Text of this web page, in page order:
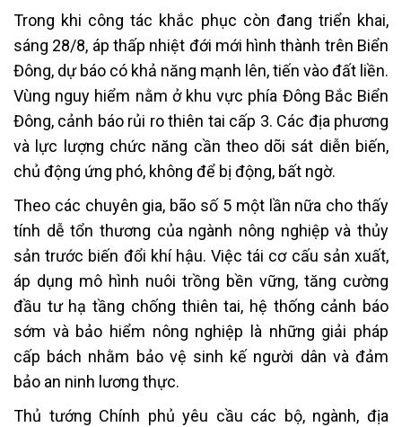
Trong khi công tác khắc phục còn đang triển khai,
sáng 28/8, áp thấp nhiệt đới mới hình thành trên Biển
Đông, dự báo có khả năng mạnh lên, tiến vào đất liền.
Vùng nguy hiểm nằm ở khu vực phía Đông Bắc Biển
Đông, cảnh báo rủi ro thiên tai cấp 3. Các địa phương
và lực lượng chức năng cần theo dõi sát diễn biến,
chủ động ứng phó, không để bị động, bất ngờ.
Theo các chuyên gia, bão số 5 một lần nữa cho thấy
tính dễ tổn thương của ngành nông nghiệp và thủy
sản trước biến đổi khí hậu. Việc tái cơ cấu sản xuất,
áp dụng mô hình nuôi trồng bền vững, tăng cường
đầu tư hạ tầng chống thiên tai, hệ thống cảnh báo
sớm và bảo hiểm nông nghiệp là những giải pháp
cấp bách nhằm bảo vệ sinh kế người dân và đảm
bảo an ninh lương thực.
Thủ tướng Chính phủ yêu cầu các bộ, ngành, địa